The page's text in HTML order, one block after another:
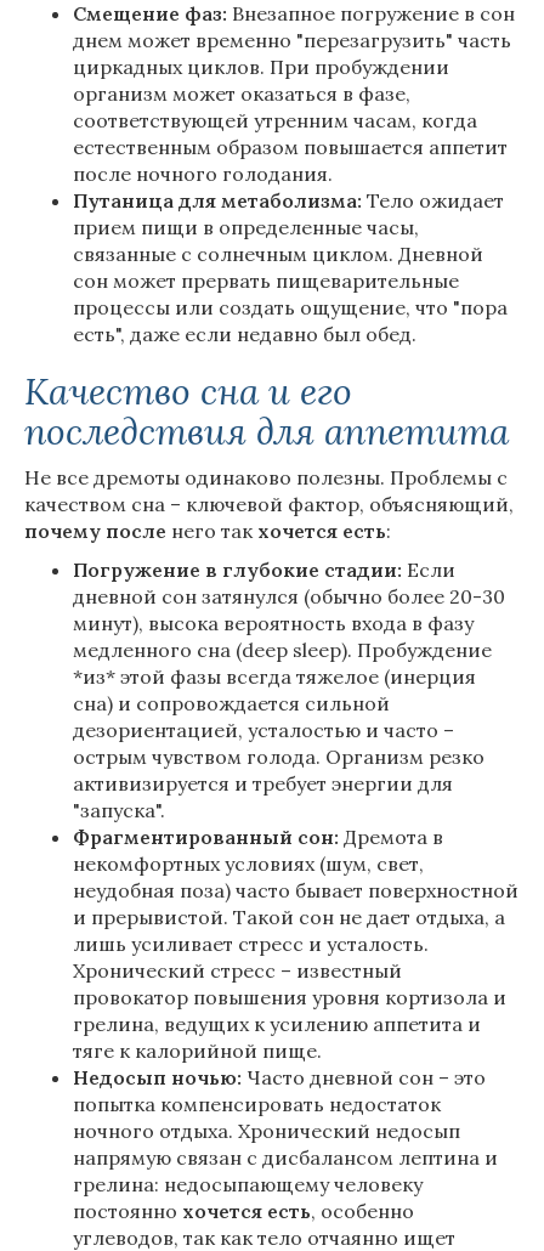
Смещение фаз: Внезапное погружение в сон
днем может временно "перезагрузить" часть
циркадных циклов. При пробуждении
организм может оказаться в фазе,
соответствующей утренним часам, когда
естественным образом повышается аппетит
после ночного голодания.
Путаница для метаболизма: Тело ожидает
прием пищи в определенные часы,
связанные с солнечным циклом. Дневной
сон может прервать пищеварительные
процессы или создать ощущение, что "пора
есть", даже если недавно был обед.
Качество сна и его
последствия для аппетита
Не все дремоты одинаково полезны. Проблемы с
качеством сна – ключевой фактор, объясняющий,
почему после него так хочется есть:
Погружение в глубокие стадии: Если
дневной сон затянулся (обычно более 20-30
минут), высока вероятность входа в фазу
медленного сна (deep sleep). Пробуждение
*из* этой фазы всегда тяжелое (инерция
сна) и сопровождается сильной
дезориентацией, усталостью и часто –
острым чувством голода. Организм резко
активизируется и требует энергии для
"запуска".
Фрагментированный сон: Дремота в
некомфортных условиях (шум, свет,
неудобная поза) часто бывает поверхностной
и прерывистой. Такой сон не дает отдыха, а
лишь усиливает стресс и усталость.
Хронический стресс – известный
провокатор повышения уровня кортизола и
грелина, ведущих к усилению аппетита и
тяге к калорийной пище.
Недосып ночью: Часто дневной сон – это
попытка компенсировать недостаток
ночного отдыха. Хронический недосып
напрямую связан с дисбалансом лептина и
грелина: недосыпающему человеку
постоянно хочется есть, особенно
углеводов, так как тело отчаянно ищет